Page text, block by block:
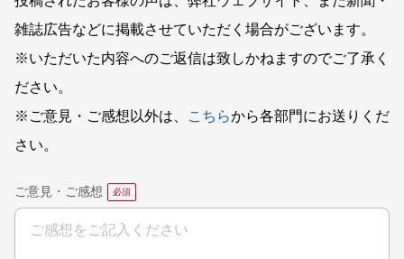
雑誌広告などに掲載させていただく場合がございます。
※いただいた内容へのご返信は致しかねますのでご了承く
ださい。
※ご意見・ご感想以外は、
こちらから各部門にお送りくだ
さい。
ご意見・ご感想